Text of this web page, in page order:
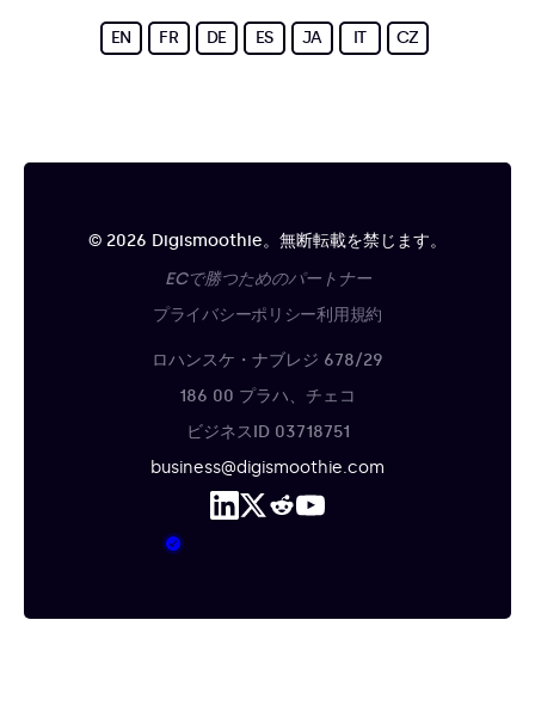
EN FR DE ES JA IT CZ
© 2026 Digismoothie。無断転載を禁じます。
ECで勝つためのパートナー
プライバシーポリシー利用規約
ロハンスケ・ナブレジ 678/29
186 00 プラハ、チェコ
ビジネスID 03718751
business@digismoothie.com